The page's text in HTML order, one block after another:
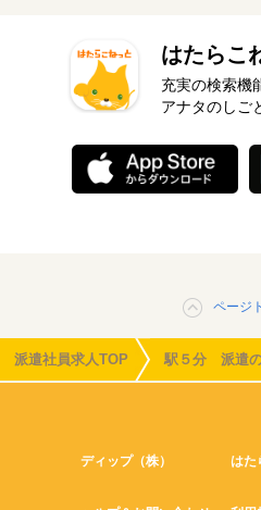
はたらこ
充実の検索機
アナタのしご
ページ
派遣社員求人TOP 駅５分 派遣
ディップ（株） はた